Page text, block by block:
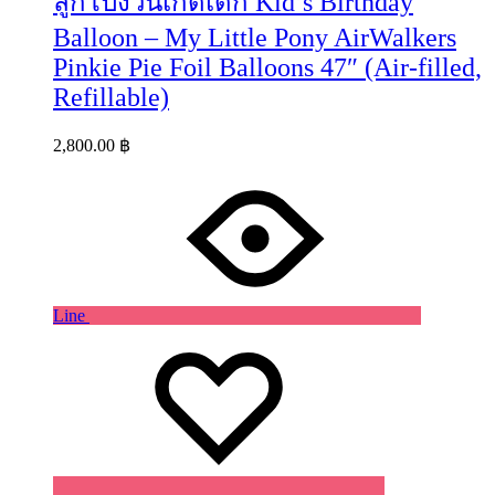
Balloon – My Little Pony AirWalkers
Pinkie Pie Foil Balloons 47″ (Air-filled,
Refillable)
2,800.00 ฿
Line